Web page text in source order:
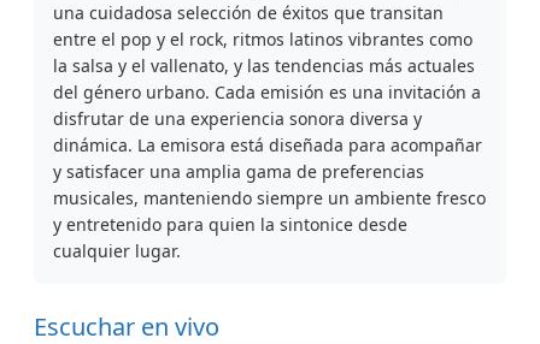
una cuidadosa selección de éxitos que transitan
entre el pop y el rock, ritmos latinos vibrantes como
la salsa y el vallenato, y las tendencias más actuales
del género urbano. Cada emisión es una invitación a
disfrutar de una experiencia sonora diversa y
dinámica. La emisora está diseñada para acompañar
y satisfacer una amplia gama de preferencias
musicales, manteniendo siempre un ambiente fresco
y entretenido para quien la sintonice desde
cualquier lugar.
Escuchar en vivo